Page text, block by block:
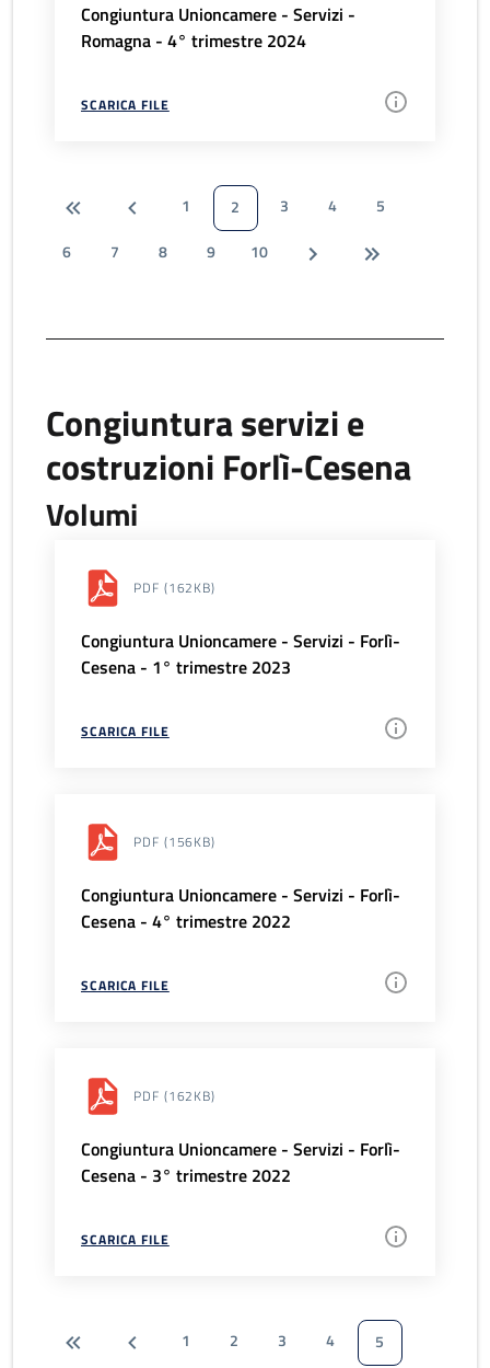
Congiuntura Unioncamere - Servizi -
Romagna - 4° trimestre 2024
SCARICA FILE
1 2 3 4
5
6
7 8 9 10
Congiuntura servizi e
costruzioni Forlì-Cesena
Volumi
PDF (162KB)
Congiuntura Unioncamere - Servizi - Forlì-
Cesena - 1° trimestre 2023
SCARICA FILE
PDF (156KB)
Congiuntura Unioncamere - Servizi - Forlì-
Cesena - 4° trimestre 2022
SCARICA FILE
PDF (162KB)
Congiuntura Unioncamere - Servizi - Forlì-
Cesena - 3° trimestre 2022
SCARICA FILE
1 2 3 4
5